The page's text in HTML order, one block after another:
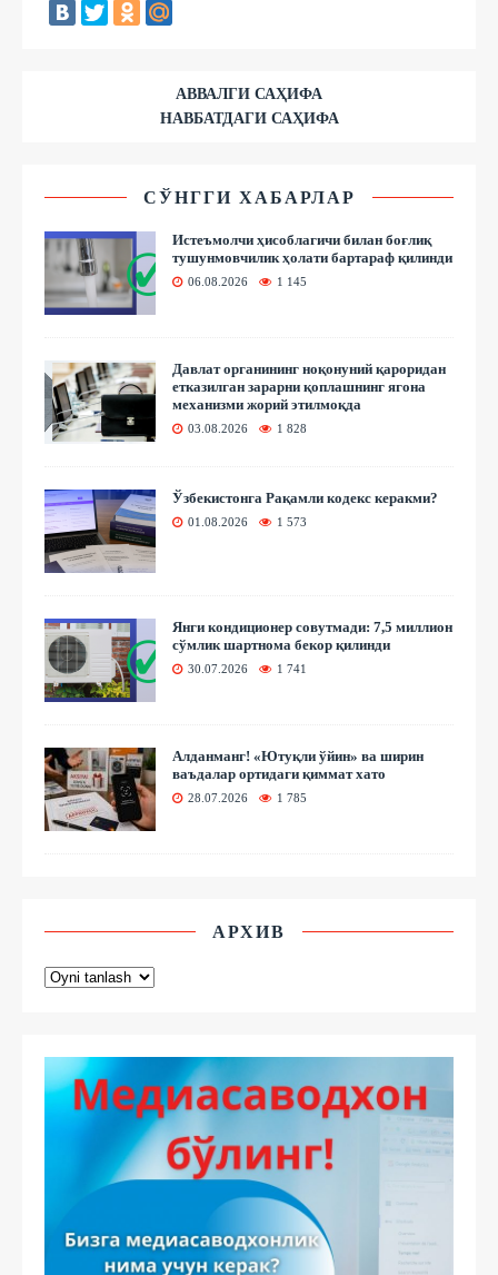
АВВАЛГИ САҲИФА
НАВБАТДАГИ САҲИФА
СЎНГГИ ХАБАРЛАР
Истеъмолчи ҳисоблагичи билан боғлиқ
тушунмовчилик ҳолати бартараф қилинди
06.08.2026 1 145
Давлат органининг ноқонуний қароридан
етказилган зарарни қоплашнинг ягона
механизми жорий этилмоқда
03.08.2026 1 828
Ўзбекистонга Рақамли кодекс керакми?
01.08.2026 1 573
Янги кондиционер совутмади: 7,5 миллион
сўмлик шартнома бекор қилинди
30.07.2026 1 741
Алданманг! «Ютуқли ўйин» ва ширин
ваъдалар ортидаги қиммат хато
28.07.2026 1 785
АРХИВ